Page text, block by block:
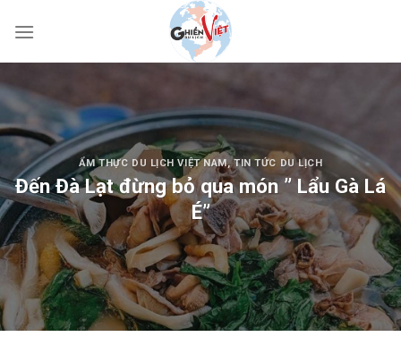
ẨM THỰC DU LỊCH VIỆT NAM,TIN TỨC DU LỊCH
Đến Đà Lạt đừng bỏ qua món ” Lẩu Gà Lá
É”